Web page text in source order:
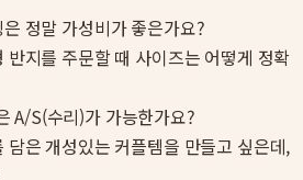
정말 가성비가 좋은가요?
지를 주문할 때 사이즈는 어떻게 정확
A/S(수리)가 가능한가요?
은 개성있는 커플템을 만들고 싶은데,